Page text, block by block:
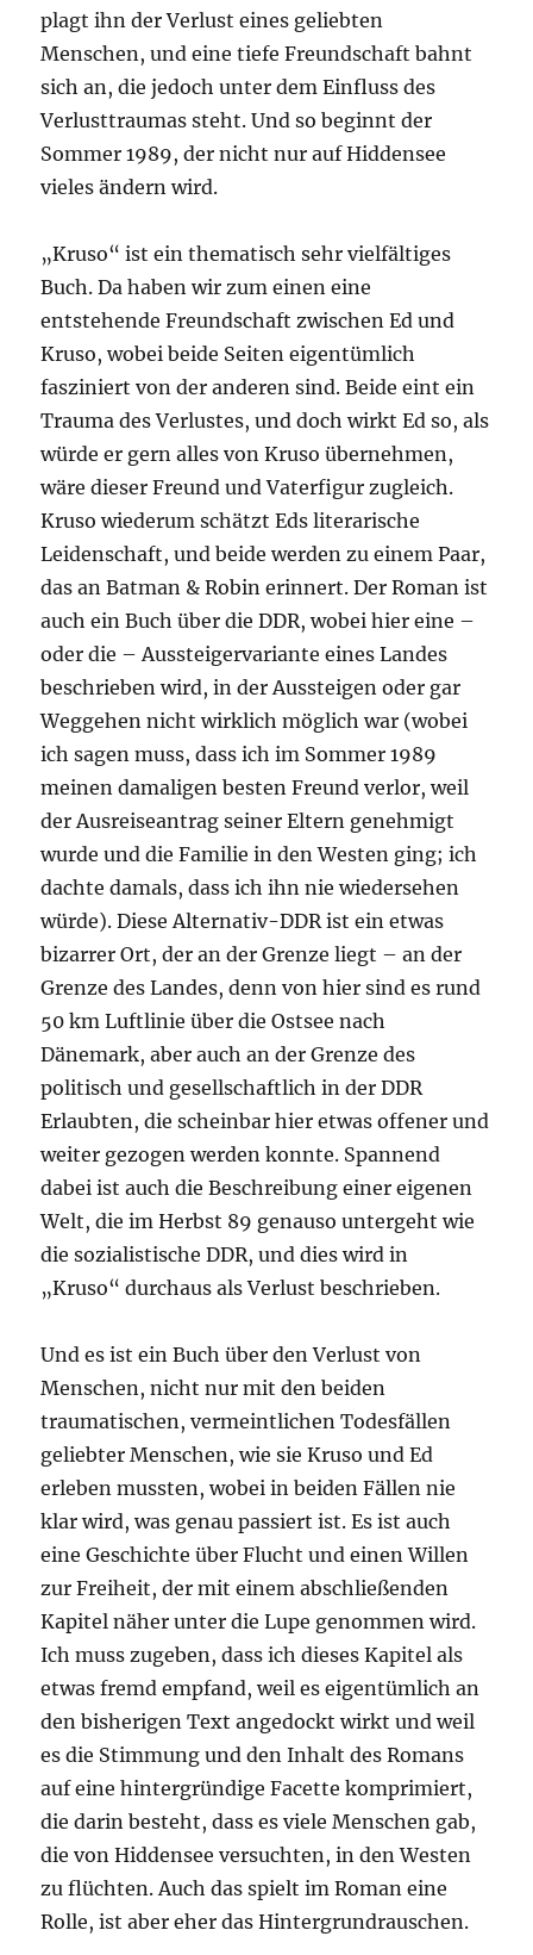
plagt ihn der Verlust eines geliebten
Menschen, und eine tiefe Freundschaft bahnt
sich an, die jedoch unter dem Einfluss des
Verlusttraumas steht. Und so beginnt der
Sommer 1989, der nicht nur auf Hiddensee
vieles ändern wird.
„Kruso“ ist ein thematisch sehr vielfältiges
Buch. Da haben wir zum einen eine
entstehende Freundschaft zwischen Ed und
Kruso, wobei beide Seiten eigentümlich
fasziniert von der anderen sind. Beide eint ein
Trauma des Verlustes, und doch wirkt Ed so, als
würde er gern alles von Kruso übernehmen,
wäre dieser Freund und Vaterfigur zugleich.
Kruso wiederum schätzt Eds literarische
Leidenschaft, und beide werden zu einem Paar,
das an Batman & Robin erinnert. Der Roman ist
auch ein Buch über die DDR, wobei hier eine –
oder die – Aussteigervariante eines Landes
beschrieben wird, in der Aussteigen oder gar
Weggehen nicht wirklich möglich war (wobei
ich sagen muss, dass ich im Sommer 1989
meinen damaligen besten Freund verlor, weil
der Ausreiseantrag seiner Eltern genehmigt
wurde und die Familie in den Westen ging; ich
dachte damals, dass ich ihn nie wiedersehen
würde). Diese Alternativ-DDR ist ein etwas
bizarrer Ort, der an der Grenze liegt – an der
Grenze des Landes, denn von hier sind es rund
50 km Luftlinie über die Ostsee nach
Dänemark, aber auch an der Grenze des
politisch und gesellschaftlich in der DDR
Erlaubten, die scheinbar hier etwas offener und
weiter gezogen werden konnte. Spannend
dabei ist auch die Beschreibung einer eigenen
Welt, die im Herbst 89 genauso untergeht wie
die sozialistische DDR, und dies wird in
„Kruso“ durchaus als Verlust beschrieben.
Und es ist ein Buch über den Verlust von
Menschen, nicht nur mit den beiden
traumatischen, vermeintlichen Todesfällen
geliebter Menschen, wie sie Kruso und Ed
erleben mussten, wobei in beiden Fällen nie
klar wird, was genau passiert ist. Es ist auch
eine Geschichte über Flucht und einen Willen
zur Freiheit, der mit einem abschließenden
Kapitel näher unter die Lupe genommen wird.
Ich muss zugeben, dass ich dieses Kapitel als
etwas fremd empfand, weil es eigentümlich an
den bisherigen Text angedockt wirkt und weil
es die Stimmung und den Inhalt des Romans
auf eine hintergründige Facette komprimiert,
die darin besteht, dass es viele Menschen gab,
die von Hiddensee versuchten, in den Westen
zu flüchten. Auch das spielt im Roman eine
Rolle, ist aber eher das Hintergrundrauschen.